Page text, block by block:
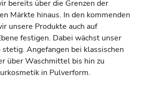
bereits über die Grenzen der
Märkte hinaus. In den kommenden
unsere Produkte auch auf
festigen. Dabei wächst unser
Angefangen bei klassischen
über Waschmittel bis hin zu
in Pulverform.